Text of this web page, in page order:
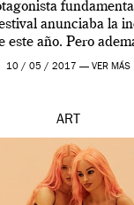
anunciaba la
este año. Pero
actuaciones más
10 / 05 / 2017 — VER MÁS
ART